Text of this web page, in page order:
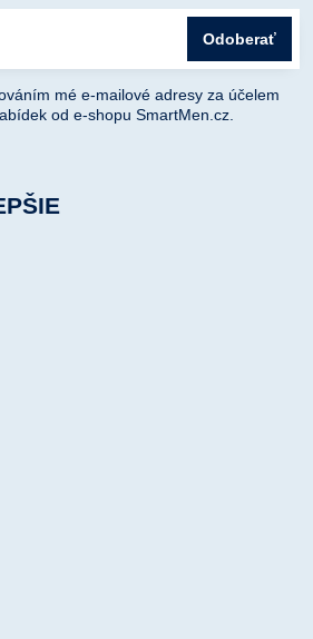
Odoberať
mé e-mailové adresy za účelem
od e-shopu SmartMen.cz.